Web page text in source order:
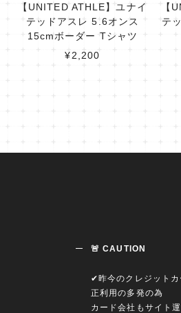
【UNITED ATHLE】ユナイ
テッドアスレ 5.6オンス
15cmボーダー Tシャツ
¥2,200
【
テ
🚨 CAUTION
✔︎昨今のクレジットカ
正利用の多発の為
カード会社もサイト運